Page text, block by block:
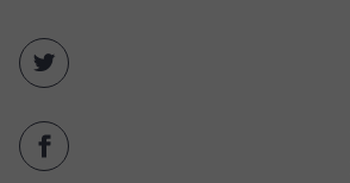
Partager
twitter
-
Nouvelle
Partager